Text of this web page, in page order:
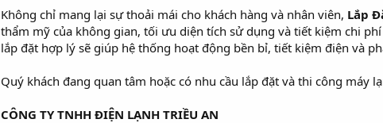
Không chỉ mang lại sự thoải mái cho khách hàng và nhân viên, Lắp
thẩm mỹ của không gian, tối ưu diện tích sử dụng và tiết kiệm chi
lắp đặt hợp lý sẽ giúp hệ thống hoạt động bền bỉ, tiết kiệm điện và
Quý khách đang quan tâm hoặc có nhu cầu lắp đặt và thi công máy
CÔNG TY TNHH ĐIỆN LẠNH TRIỀU AN